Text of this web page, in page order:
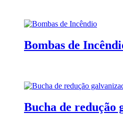
Bombas de
Bucha de redução